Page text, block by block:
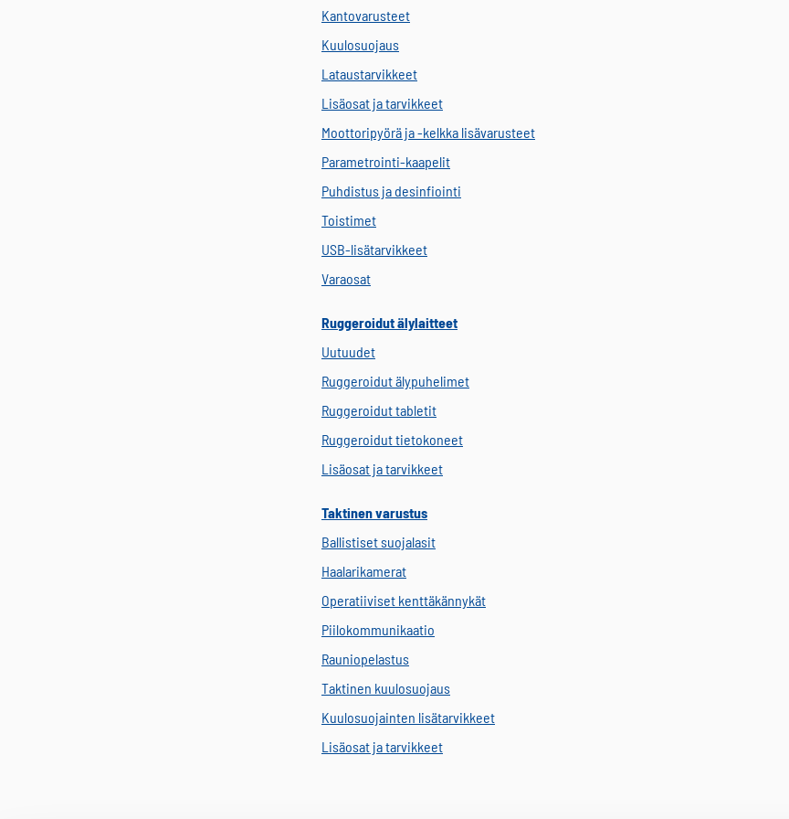
Kantovarusteet
Kuulosuojaus
Lataustarvikkeet
Lisäosat ja tarvikkeet
Moottoripyörä ja -kelkka lisävarusteet
Parametrointi-kaapelit
Puhdistus ja desinfiointi
Toistimet
USB-lisätarvikkeet
Varaosat
Ruggeroidut älylaitteet
Uutuudet
Ruggeroidut älypuhelimet
Ruggeroidut tabletit
Ruggeroidut tietokoneet
Lisäosat ja tarvikkeet
Taktinen varustus
Ballistiset suojalasit
Haalarikamerat
Operatiiviset kenttäkännykät
Piilokommunikaatio
Rauniopelastus
Taktinen kuulosuojaus
Kuulosuojainten lisätarvikkeet
Lisäosat ja tarvikkeet